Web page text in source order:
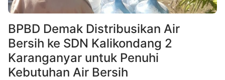
BPBD Demak Distribusikan Air
Bersih ke SDN Kalikondang 2
Karanganyar untuk Penuhi
Kebutuhan Air Bersih